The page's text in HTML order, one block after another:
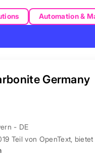
Automation &
Germany
- DE
Teil von OpenText,